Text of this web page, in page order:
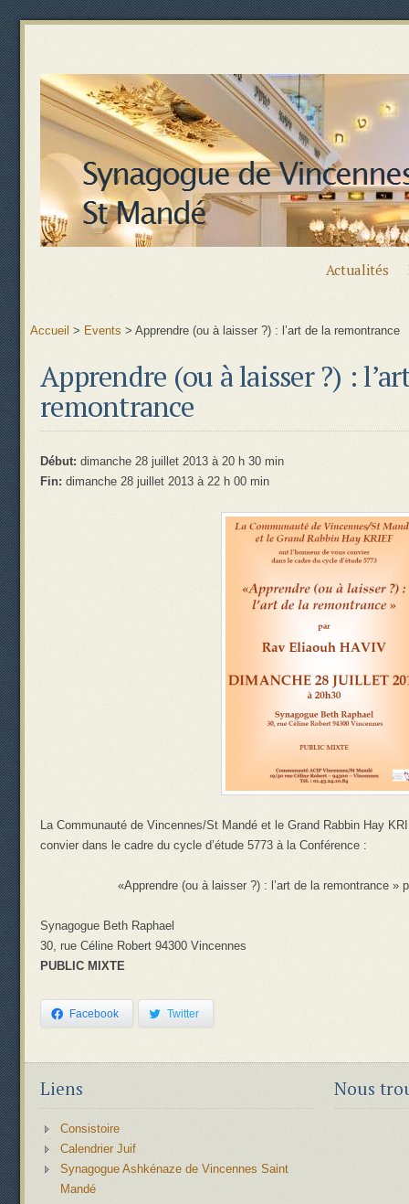
Actualités
Accueil > Events > Apprendre (ou à laisser ?) : l’art de la remontrance
Apprendre (ou à laisser ?) :
remontrance
Début: dimanche 28 juillet 2013 à 20 h 30 min
Fin: dimanche 28 juillet 2013 à 22 h 00 min
La Communauté de Vincennes/St Mandé et le Grand Rabbin Hay
convier dans le cadre du cycle d’étude 5773 à la Conférence :
«Apprendre (ou à laisser ?) : l’art de la remontrance »
Synagogue Beth Raphael
30, rue Céline Robert 94300 Vincennes
PUBLIC MIXTE
Facebook Twitter
Liens
Consistoire
Calendrier Juif
Synagogue Ashkénaze de Vincennes Saint
Mandé
Nous